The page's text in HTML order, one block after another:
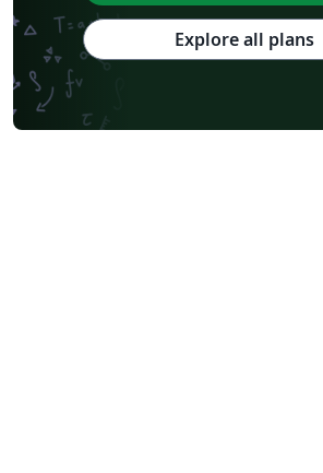
Explore all plans